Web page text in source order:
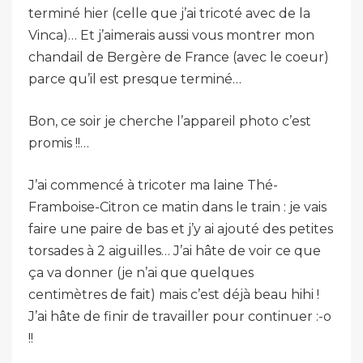
terminé hier (celle que j’ai tricoté avec de la
Vinca)… Et j’aimerais aussi vous montrer mon
chandail de Bergère de France (avec le coeur)
parce qu’il est presque terminé…
Bon, ce soir je cherche l’appareil photo c’est
promis !!…
J’ai commencé à tricoter ma laine Thé-
Framboise-Citron ce matin dans le train : je vais
faire une paire de bas et j’y ai ajouté des petites
torsades à 2 aiguilles… J’ai hâte de voir ce que
ça va donner (je n’ai que quelques
centimètres de fait) mais c’est déjà beau hihi !
J’ai hâte de finir de travailler pour continuer :-o
!!